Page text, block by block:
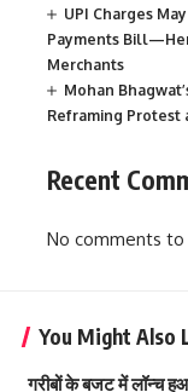
UPI Charges
Payments
Merchants
Mohan
Reframing Protest
Recent
No comments to
You Might Also
गरीबों के बजट में लॉन्च